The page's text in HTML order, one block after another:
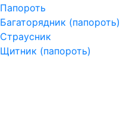
Папороть
Багаторядник (папороть)
Страусник
Щитник (папороть)